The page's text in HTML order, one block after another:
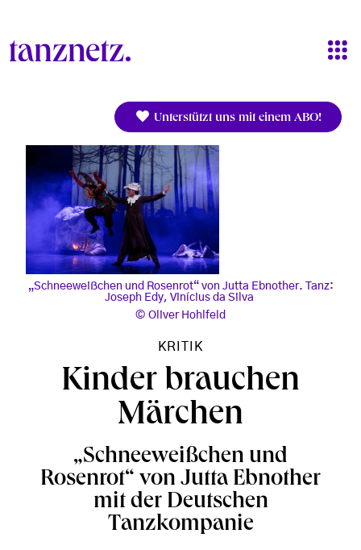
Unterstützt uns mit einem ABO!
„Schneeweißchen und Rosenrot“ von Jutta Ebnother. Tanz:
Joseph Edy, Vinícius da Silva
Oliver Hohlfeld
KRITIK
Kinder brauchen
Märchen
„Schneeweißchen und
Rosenrot“ von Jutta Ebnother
mit der Deutschen
Tanzkompanie